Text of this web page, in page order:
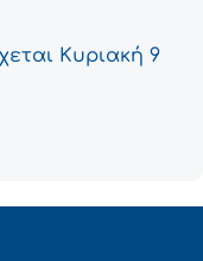
Κυριακή 9